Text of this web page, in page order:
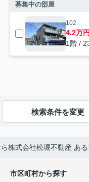
募集中の部屋
102
4.2万円
1階 /
検索条件を変更
株式会社松堀不動産 あ
市区町村から探す